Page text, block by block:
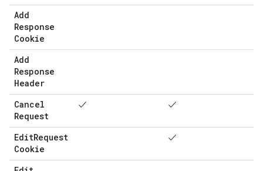
Add
Response
Cookie
Add
Response
Header
Cancel
Request
✓ ✓
EditRequest
Cookie
✓